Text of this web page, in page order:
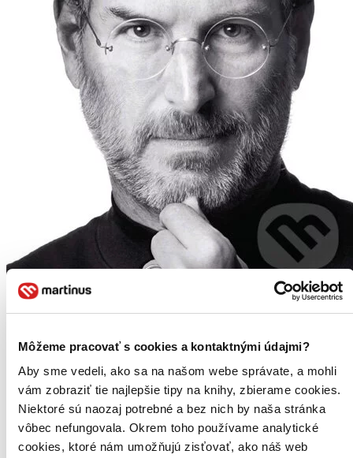
Môžeme pracovať s cookies a kontaktnými údajmi?
Aby sme vedeli, ako sa na našom webe správate, a mohli
vám zobraziť tie najlepšie tipy na knihy, zbierame cookies.
Niektoré sú naozaj potrebné a bez nich by naša stránka
vôbec nefungovala. Okrem toho používame analytické
cookies, ktoré nám umožňujú zisťovať, ako náš web